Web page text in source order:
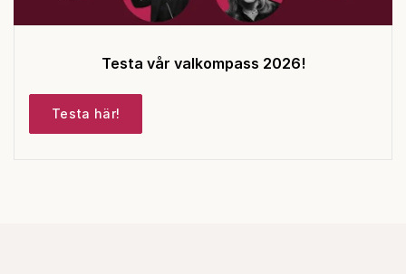
Testa vår valkompass 2026!
Testa här!